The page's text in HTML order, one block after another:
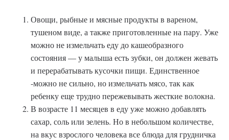
Овощи, рыбные и мясные продукты в вареном,
тушеном виде, а также приготовленные на пару. Уже
можно не измельчать еду до кашеобразного
состояния — у малыша есть зубки, он должен жевать
и перерабатывать кусочки пищи. Единственное
-можно не сильно, но измельчать мясо, так как
ребенку еще трудно пережевывать жесткие волокна.
В возрасте 11 месяцев в еду уже можно добавлять
сахар, соль или зелень. Но в небольшом количестве,
на вкус взрослого человека все блюда для грудничка